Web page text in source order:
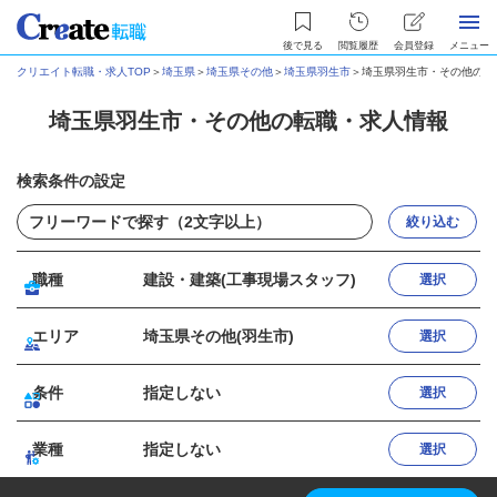
後で見る 閲覧履歴 会員登録 メニュー
クリエイト転職・求人TOP ＞埼玉県＞埼玉県その他＞埼玉県羽生市＞埼玉県羽生市・その他の
埼玉県羽生市・その他の転職・求人情報
検索条件の設定
絞り込む
職種 建設・建築(工事現場スタッフ) 選択
エリア 埼玉県その他(羽生市) 選択
条件 指定しない 選択
業種 指定しない 選択